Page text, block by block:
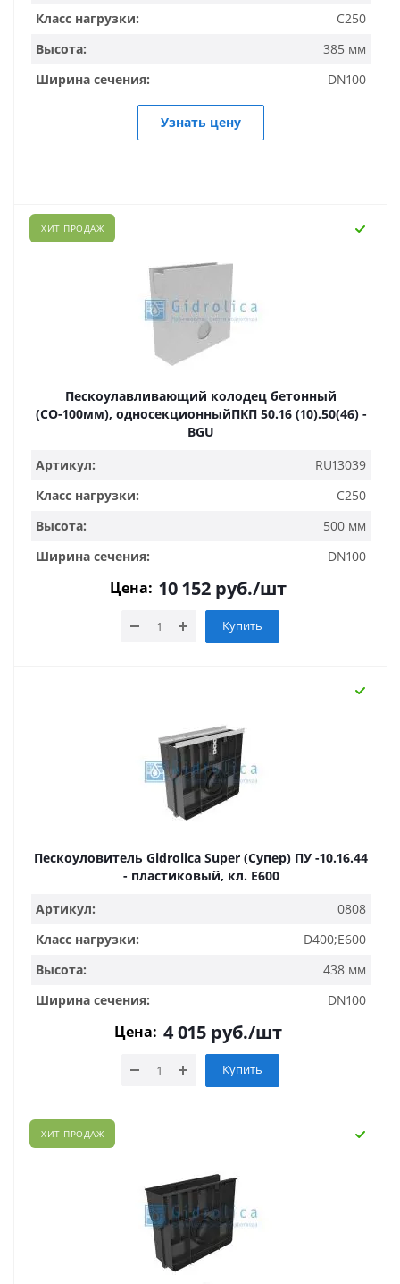
Класс нагрузки:
C250
Высота:
385 мм
Ширина сечения:
DN100
Узнать цену
ХИТ ПРОДАЖ
Пескоулавливающий колодец бетонный
(СО-100мм), односекционныйПКП 50.16 (10).50(46) -
BGU
Артикул:
RU13039
Класс нагрузки:
C250
Высота:
500 мм
Ширина сечения:
DN100
Цена: 10 152руб./шт
Купить
Пескоуловитель Gidrolica Super (Супер) ПУ -10.16.44
- пластиковый, кл. Е600
Артикул:
0808
Класс нагрузки:
D400;E600
Высота:
438 мм
Ширина сечения:
DN100
Цена: 4 015руб./шт
Купить
ХИТ ПРОДАЖ